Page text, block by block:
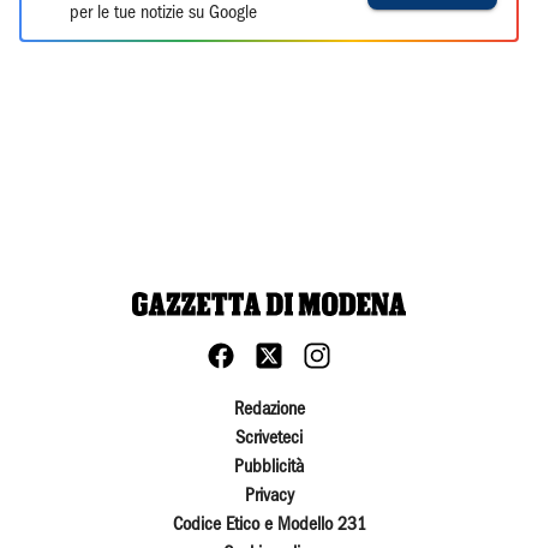
per le tue notizie su Google
Redazione
Scriveteci
Pubblicità
Privacy
Codice Etico e Modello 231